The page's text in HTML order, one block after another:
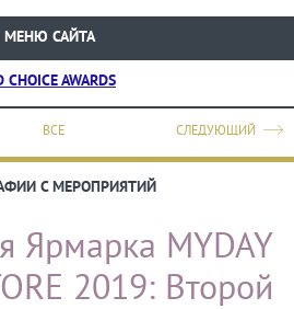
МЕНЮ САЙТА
CHOICE AWARDS
ВСЕ СЛЕДУЮЩИЙ
С МЕРОПРИЯТИЙ
Ярмарка MYDAY
2019: Второй